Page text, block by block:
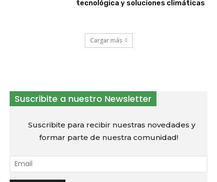
tecnológica y soluciones climáticas
Cargar más
Suscribite a nuestro Newsletter
Suscribite para recibir nuestras novedades y
formar parte de nuestra comunidad!